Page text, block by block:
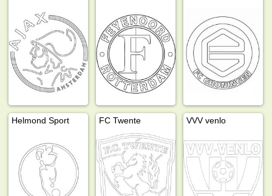
Helmond Sport FC Twente VVV venlo